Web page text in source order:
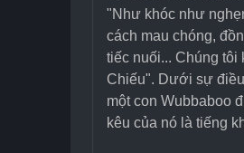
"Như khóc như
cách mau chóng,
tiếc nuối... Chúng
Chiếu". Dưới sự
một con Wubbaboo
kêu của nó là tiếng